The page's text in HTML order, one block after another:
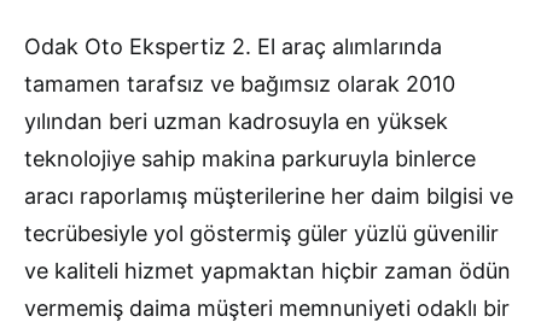
Odak Oto Ekspertiz 2. El araç alımlarında
tamamen tarafsız ve bağımsız olarak 2010
yılından beri uzman kadrosuyla en yüksek
teknolojiye sahip makina parkuruyla binlerce
aracı raporlamış müşterilerine her daim bilgisi ve
tecrübesiyle yol göstermiş güler yüzlü güvenilir
ve kaliteli hizmet yapmaktan hiçbir zaman ödün
vermemiş daima müşteri memnuniyeti odaklı bir